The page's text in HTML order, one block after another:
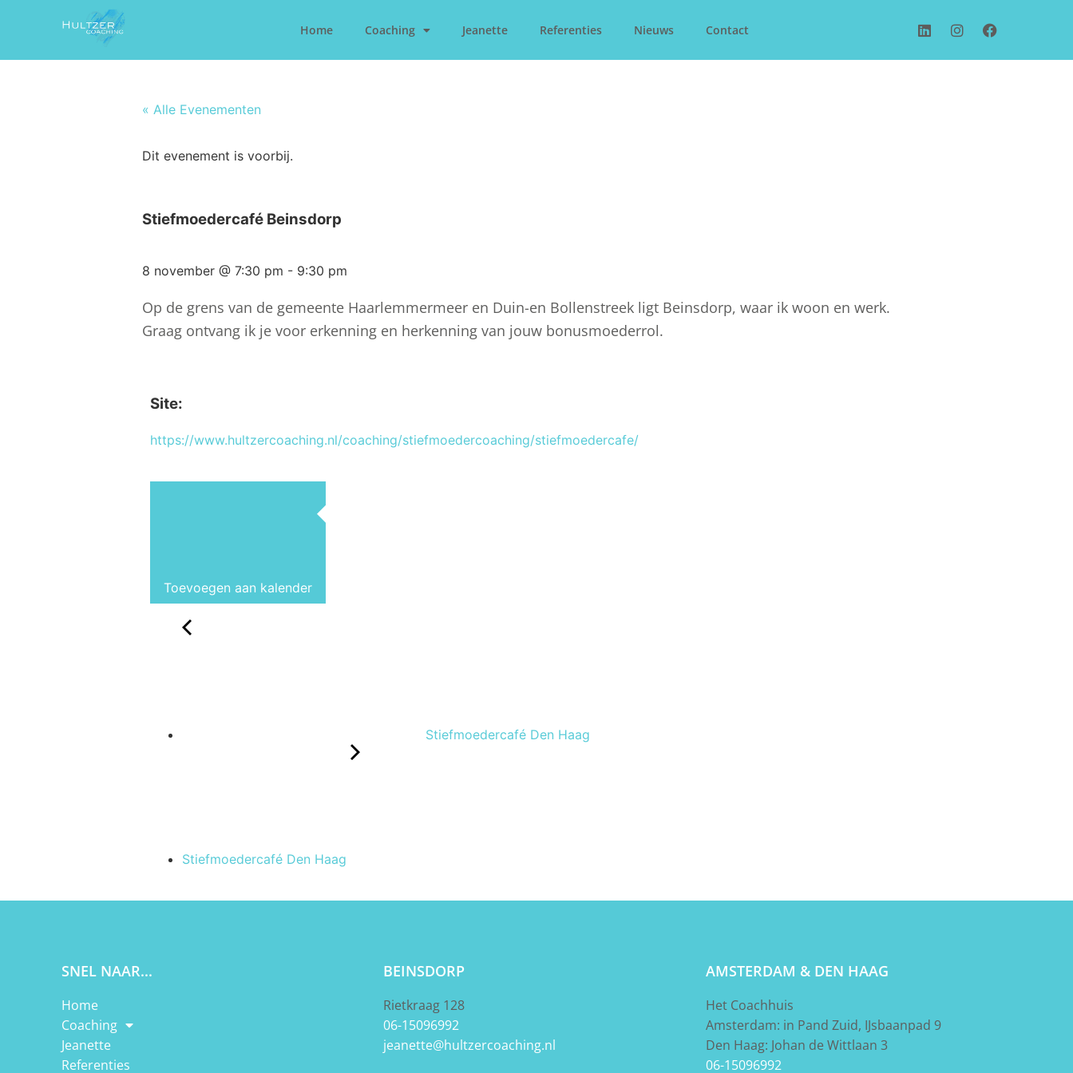
Home Coaching Jeanette Referenties Nieuws Contact
« Alle Evenementen
Dit evenement is voorbij.
Stiefmoedercafé Beinsdorp
8 november @ 7:30 pm - 9:30 pm
Op de grens van de gemeente Haarlemmermeer en Duin-en Bollenstreek ligt Beinsdorp, waar ik woon en werk.
Graag ontvang ik je voor erkenning en herkenning van jouw bonusmoederrol.
Site:
https://www.hultzercoaching.nl/coaching/stiefmoedercoaching/stiefmoedercafe/
Toevoegen aan kalender
Stiefmoedercafé Den Haag
Stiefmoedercafé Den Haag
SNEL NAAR...
Home
Coaching
Jeanette
Referenties
BEINSDORP
Rietkraag 128
06-15096992
jeanette@hultzercoaching.nl
AMSTERDAM & DEN HAAG
Het Coachhuis
Amsterdam: in Pand Zuid, IJsbaanpad 9
Den Haag: Johan de Wittlaan 3
06-15096992